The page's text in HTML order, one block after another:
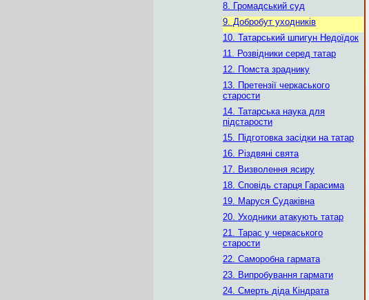
8. Громадський суд
9. Добробут уходників
10. Татарський шпигун Недоїдок
11. Розвідники серед татар
12. Помста зраднику
13. Претензії черкаського
старости
14. Татарська наука для
підстарости
15. Підготовка засідки на татар
16. Різдвяні свята
17. Визволення ясиру
18. Сповідь старця Гарасима
19. Маруся Судаківна
20. Уходники атакують татар
21. Тарас у черкаського
старости
22. Саморобна гармата
23. Випробування гармати
24. Смерть діда Кіндрата